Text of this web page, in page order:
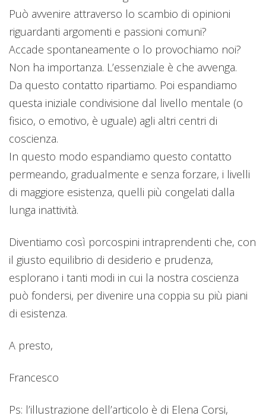
Può avvenire attraverso lo scambio di opinioni
riguardanti argomenti e passioni comuni?
Accade spontaneamente o lo provochiamo noi?
Non ha importanza. L’essenziale è che avvenga.
Da questo contatto ripartiamo. Poi espandiamo
questa iniziale condivisione dal livello mentale (o
fisico, o emotivo, è uguale) agli altri centri di
coscienza.
In questo modo espandiamo questo contatto
permeando, gradualmente e senza forzare, i livelli
di maggiore esistenza, quelli più congelati dalla
lunga inattività.
Diventiamo così porcospini intraprendenti che, con
il giusto equilibrio di desiderio e prudenza,
esplorano i tanti modi in cui la nostra coscienza
può fondersi, per divenire una coppia su più piani
di esistenza.
A presto,
Francesco
Ps: l’illustrazione dell’articolo è di Elena Corsi,